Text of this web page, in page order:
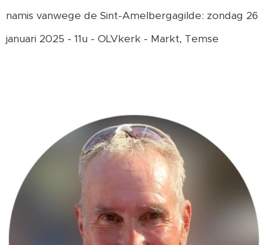
namis vanwege de Sint-Amelbergagilde: zondag 26
januari 2025 - 11u - OLVkerk - Markt, Temse